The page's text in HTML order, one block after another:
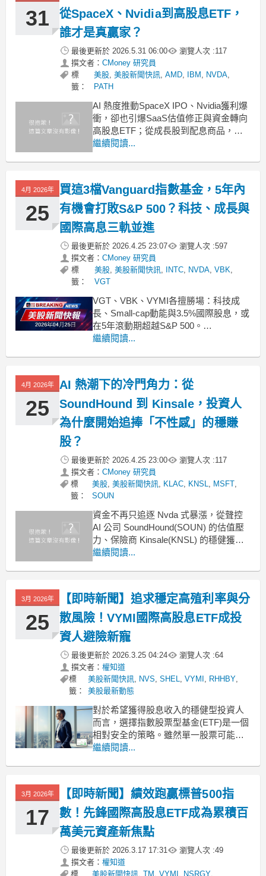
場環境下都顯得更
31
從SpaceX、Nvidia到高股息ETF，
誰才是真贏家？
最後更新於 2026.5.31 06:00 瀏覽人次 :117
撰文者： CMoney 研究員
標
籤：
美股,美股新聞快訊,AMD, IBM , NVDA,
PATH
AI 熱度推動SpaceX IPO、Nvidia獲利爆
衝，卻也引爆SaaS估值修正與資金轉向
高股息ETF；從成長股到配息商品，資
金正重新選邊站，投資人被迫在高成
繼續閱讀...
4月 2026年
25
買這3檔Vanguard指數基金，5年內
有機會打敗S&P 500？科技、成長與
國際高息三軌並進
最後更新於 2026.4.25 23:07 瀏覽人次 :597
撰文者： CMoney 研究員
標
籤：
美股, 美股新聞快訊, INTC, NVDA, VBK,
VGT
VGT、VBK、VYMI各擅勝場：科技成
長、Small‑cap動能與3.5%國際股息，或
在5年滾動期超越S&P 500。
.badgeprice-container {
gap: 1rem !important;
繼續閱讀...
4月 2026年
25
AI 熱潮下的冷門角力：從
SoundHound 到 Kinsale，投資人
為什麼開始追捧「不性感」的穩賺
股？
最後更新於 2026.4.25 23:00 瀏覽人次 :117
撰文者： CMoney 研究員
標
籤：
美股,美股新聞快訊, KLAC, KNSL, MSFT,
SOUN
資金不再只追逐 Nvda 式暴漲，從聲控
AI 公司 SoundHound(SOUN) 的估值壓
力、保險商 Kinsale(KNSL) 的穩健獲
利，到 AI 推動的半導體與指數型基金熱
與現金流取勝的穩健股，投資人正被迫
重新思考
繼續閱讀...
3月 2026年
25
【即時新聞】追求穩定高殖利率與分
散風險！VYMI國際高股息ETF成投
資人避險新寵
最後更新於 2026.3.25 04:24 瀏覽人次 :64
撰文者： 權知道
標
籤：
美股新聞快訊, NVS,SHEL,VYMI , RHHBY,
美股最新動態
對於希望獲得股息收入的穩健型投資人
而言，選擇指數股票型基金(ETF)是一個
相對安全的策略。雖然單一股票可能提
供更高的殖利率，但承擔的風險也相對
的衝擊。Vanguard國際高股息
ETF(VYMI)正是尋求高股息與高度分散
風險的理想標
繼續閱讀...
3月 2026年
17
【即時新聞】績效跑贏標普500指
數！先鋒國際高股息ETF成為累積百
萬美元資產新焦點
最後更新於 2026.3.17 17:31 瀏覽人次 :49
撰文者： 權知道
標
美股新聞快訊,TM ,VYMI , NSRGY,